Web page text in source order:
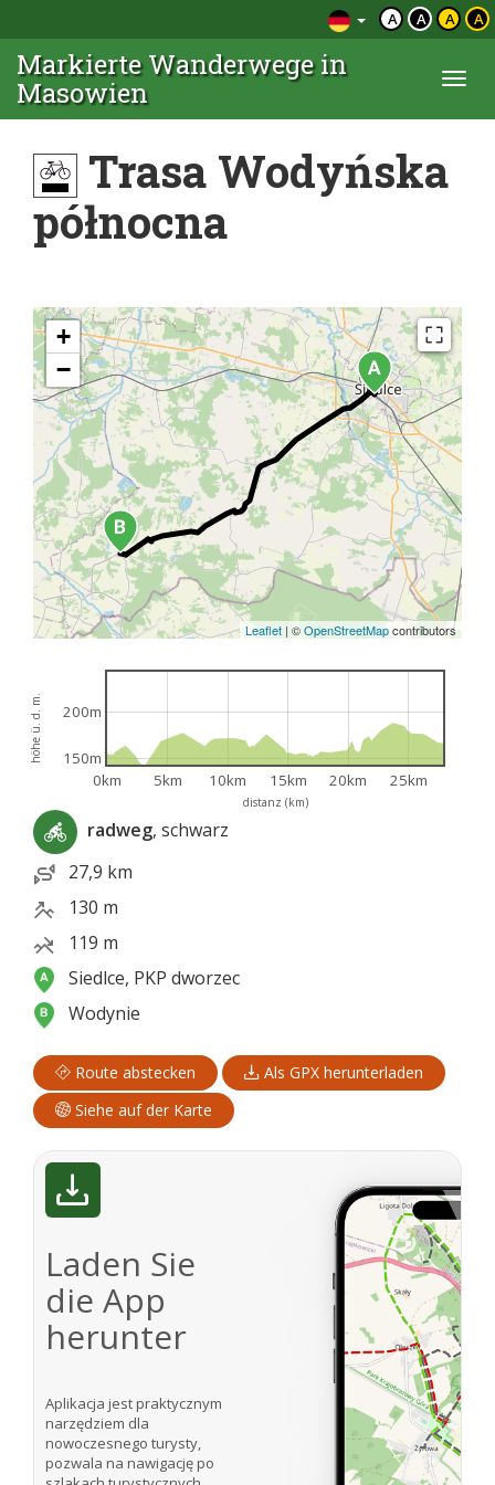
A A A A
Markierte Wanderwege in
Masowien
Trasa Wodyńska
północna
+
−
Leaflet | ©OpenStreetMapcontributors
distanz (km)
höhe ü. d. m.
0km 5km 10km 15km 20km 25km
150m
200m
radweg, schwarz
27,9 km
130 m
119 m
Siedlce, PKP dworzec
Wodynie
Route abstecken
Als GPX herunterladen
Siehe auf der Karte
Laden Sie
die App
herunter
Aplikacja jest praktycznym
narzędziem dla
nowoczesnego turysty,
pozwala na nawigację po